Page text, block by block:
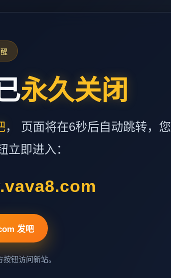
永久关闭
， 页面将在6秒后自动跳转，您
立即进入：
发吧
钮访问新站。